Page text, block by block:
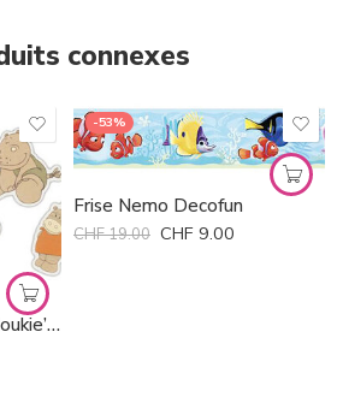
connexes
Personnages en bois Noukie’s *
-53%
Frise Nemo Decofun
CHF19.00 CHF 9.00